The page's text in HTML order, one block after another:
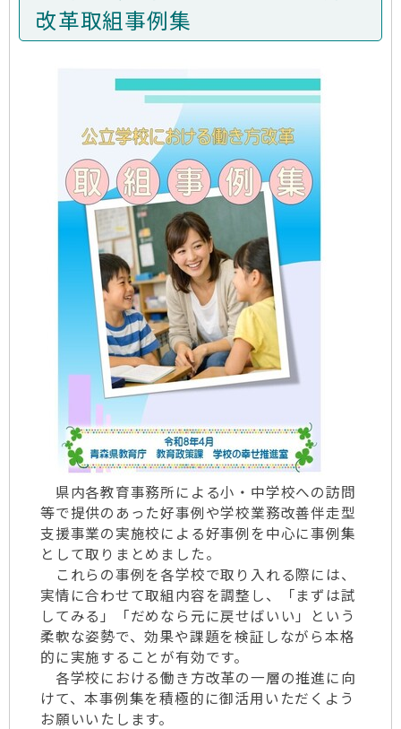
改革取組事例集
県内各教育事務所による小・中学校への訪問
等で提供のあった好事例や学校業務改善伴走型
支援事業の実施校による好事例を中心に事例集
として取りまとめました。
これらの事例を各学校で取り入れる際には、
実情に合わせて取組内容を調整し、「まずは試
してみる」「だめなら元に戻せばいい」という
柔軟な姿勢で、効果や課題を検証しながら本格
的に実施することが有効です。
各学校における働き方改革の一層の推進に向
けて、本事例集を積極的に御活用いただくよう
お願いいたします。